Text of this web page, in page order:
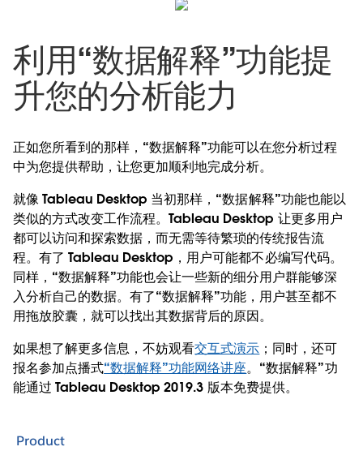
利用“数据解释”功能提
升您的分析能力
正如您所看到的那样，“数据解释”功能可以在您分析过程
中为您提供帮助，让您更加顺利地完成分析。
就像 Tableau Desktop 当初那样，“数据解释”功能也能以
类似的方式改变工作流程。Tableau Desktop 让更多用户
都可以访问和探索数据，而无需等待繁琐的传统报告流
程。有了 Tableau Desktop，用户可能都不必编写代码。
同样，“数据解释”功能也会让一些新的细分用户群能够深
入分析自己的数据。有了“数据解释”功能，用户甚至都不
用拖放胶囊，就可以找出其数据背后的原因。
如果想了解更多信息，不妨观看交互式演示 ；同时，还可
报名参加点播式“数据解释”功能网络讲座。“数据解释”功
能通过 Tableau Desktop 2019.3 版本免费提供。
Product